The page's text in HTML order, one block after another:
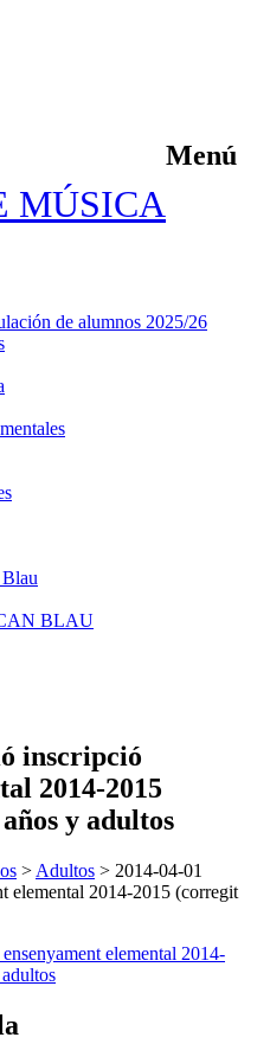
MÚSICA
Menú
de alumnos 2025/26
BLAU
inscripció
2014-2015
y adultos
> Adultos > 2014-04-01
elemental 2014-2015 (corregit
elemental 2014-